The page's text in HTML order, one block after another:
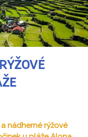
a nádherné rýžové